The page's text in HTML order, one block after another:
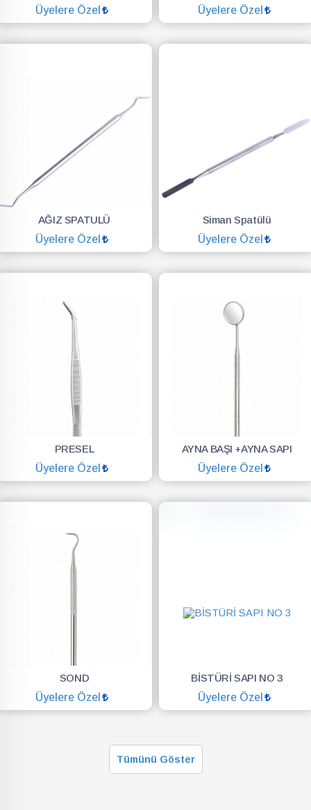
Üyelere Özel
SEPETE EKLE
Üyelere Özel
SEPETE EKLE
AĞIZ SPATULÜ
Üyelere Özel
SEPETE EKLE
Siman Spatülü
Üyelere Özel
SEPETE EKLE
PRESEL
Üyelere Özel
SEPETE EKLE
AYNA BAŞI +AYNA SAPI
Üyelere Özel
SEPETE EKLE
SOND
Üyelere Özel
BİSTÜRİ SAPI NO 3
Üyelere Özel
Tümünü Göster